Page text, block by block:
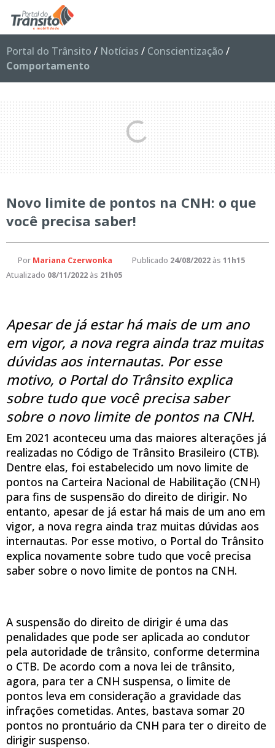
Portal do Trânsito / Notícias / Conscientização /
Comportamento
Novo limite de pontos na CNH: o que
você precisa saber!
Por Mariana Czerwonka Publicado 24/08/2022às 11h15
Atualizado 08/11/2022 às 21h05
Apesar de já estar há mais de um ano
em vigor, a nova regra ainda traz muitas
dúvidas aos internautas. Por esse
motivo, o Portal do Trânsito explica
sobre tudo que você precisa saber
sobre o novo limite de pontos na CNH.
Em 2021 aconteceu uma das maiores alterações já
realizadas no Código de Trânsito Brasileiro (CTB).
Dentre elas, foi estabelecido um novo limite de
pontos na Carteira Nacional de Habilitação (CNH)
para fins de suspensão do direito de dirigir. No
entanto, apesar de já estar há mais de um ano em
vigor, a nova regra ainda traz muitas dúvidas aos
internautas. Por esse motivo, o Portal do Trânsito
explica novamente sobre tudo que você precisa
saber sobre o novo limite de pontos na CNH.
A suspensão do direito de dirigir é uma das
penalidades que pode ser aplicada ao condutor
pela autoridade de trânsito, conforme determina
o CTB. De acordo com a nova lei de trânsito,
agora, para ter a CNH suspensa, o limite de
pontos leva em consideração a gravidade das
infrações cometidas. Antes, bastava somar 20
pontos no prontuário da CNH para ter o direito de
dirigir suspenso.